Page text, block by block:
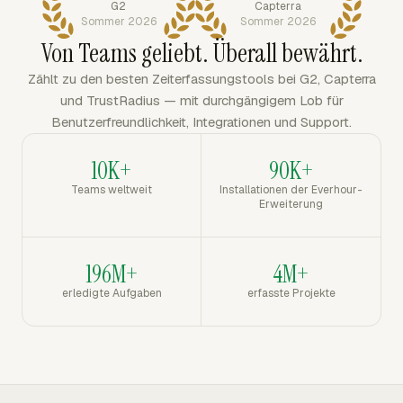
G2
Sommer 2026
Capterra
Sommer 2026
Von Teams geliebt. Überall bewährt.
Zählt zu den besten Zeiterfassungstools bei G2, Capterra
und TrustRadius — mit durchgängigem Lob für
Benutzerfreundlichkeit, Integrationen und Support.
10K+
Teams weltweit
90K+
Installationen der Everhour-
Erweiterung
196M+
erledigte Aufgaben
4M+
erfasste Projekte